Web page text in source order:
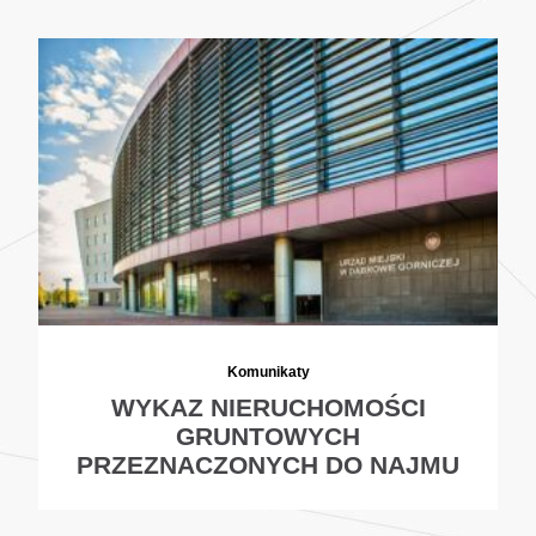
Komunikaty
WYKAZ NIERUCHOMOŚCI
GRUNTOWYCH
PRZEZNACZONYCH DO NAJMU